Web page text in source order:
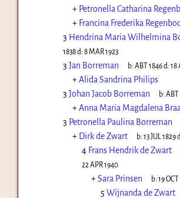
+ Petronella Catharina
+ Francina Frederika
3 Hendrina Maria Wilhelmina
1838d: 8 MAR 1923
3 Jan Borreman b:ABT 1846d:18
+Alida Sandrina Philips
3 Johan Jacob Borreman b:ABT
+Anna Maria Magdalena
3 Petronella Paulina Borreman
+ Dirk de Zwart b:13 JUL 1829
4 Frans Hendrik de Zwart
22 APR 1940
+Sara Prinsen b:19 OCT
5 Wijnanda de Zwart